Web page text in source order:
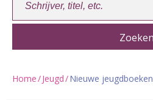
Home/Jeugd/Nieuwe jeugdboeken